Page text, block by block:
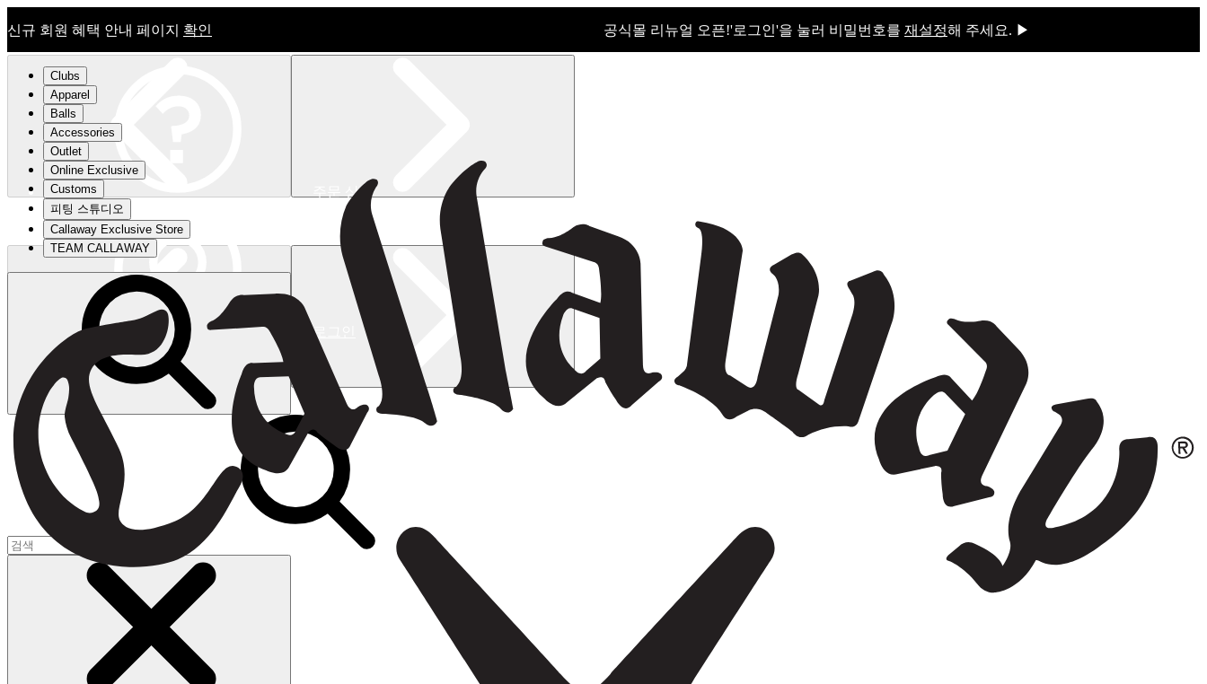
신규 회원 혜택 안내 페이지 확인 공식몰 리뉴얼 오픈!ㅤ'로그인'을 눌러 비밀번호를 재설정해 주세요. ▶
신규 회원 혜택 안내 페이지확인 공식몰 리뉴얼 오픈! '로그인'을 눌러 비밀번호를
주문 상태
로그인
장바구니
Clubs
Apparel
Balls
Accessories
Outlet
Online Exclusive
Customs
피팅 스튜디오
Callaway Exclusive Store
TEAM CALLAWAY